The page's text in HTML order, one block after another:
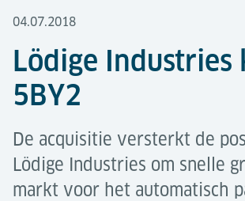
04.07.2018
Lödige Industries
5BY2
De acquisitie versterkt de
Lödige Industries om snelle
markt voor het automatisch